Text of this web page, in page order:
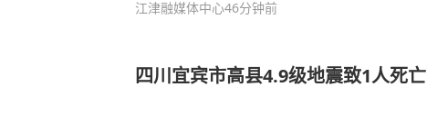
江津融媒体中心46分钟前
四川宜宾市高县4.9级地震致1人死亡